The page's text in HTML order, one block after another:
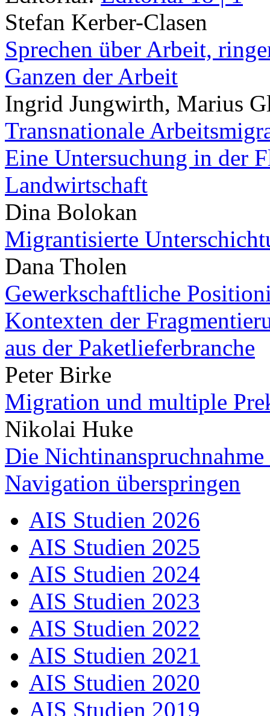
Stefan Kerber-Clasen
Sprechen über Arbeit,
Ganzen der Arbeit
Ingrid Jungwirth, Marius
Transnationale
Eine Untersuchung in der
Landwirtschaft
Dina Bolokan
Migrantisierte
Dana Tholen
Gewerkschaftliche
Kontexten der
aus der Paketlieferbranche
Peter Birke
Migration und multiple
Nikolai Huke
Die
Navigation überspringen
AIS Studien 2026
AIS Studien 2025
AIS Studien 2024
AIS Studien 2023
AIS Studien 2022
AIS Studien 2021
AIS Studien 2020
AIS Studien 2019